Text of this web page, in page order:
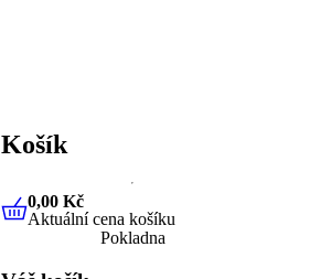
Košík
0,00 KčAktuální cena košíku
0,00 Kč
Aktuální cena košíku
Pokladna